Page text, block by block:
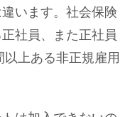
います。社会保険
社員、また正社員
上ある非正規雇用